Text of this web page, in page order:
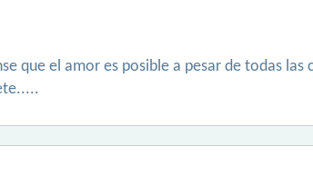
que el amor es posible a pesar de todas